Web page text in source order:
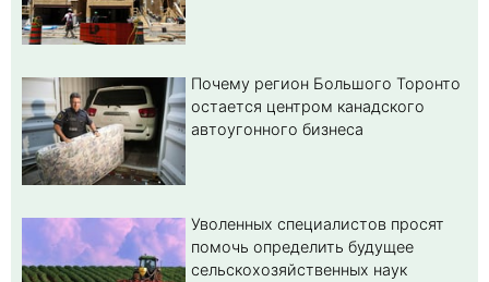
Почему регион Большого Торонто
остается центром канадского
автоугонного бизнеса
Уволенных специалистов просят
помочь определить будущее
сельскохозяйственных наук